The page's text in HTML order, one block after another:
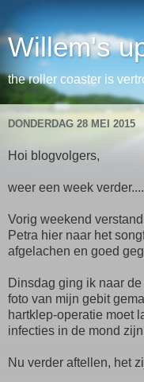
Willem's
the roller coaster is
DONDERDAG 28 MEI 2015
Hoi blogvolgers,
weer een week
Vorig weekend
Petra hier naar het
afgelachen en goed
Dinsdag ging ik naar
foto van mijn gebit
hartklep-operatie moet
infecties in de mond
Nu verder aftellen, het